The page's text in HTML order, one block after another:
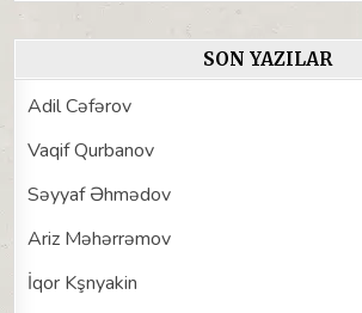
SON YAZILAR
Adil Cəfərov
Vaqif Qurbanov
Səyyaf Əhmədov
Ariz Məhərrəmov
İqor Kşnyakin